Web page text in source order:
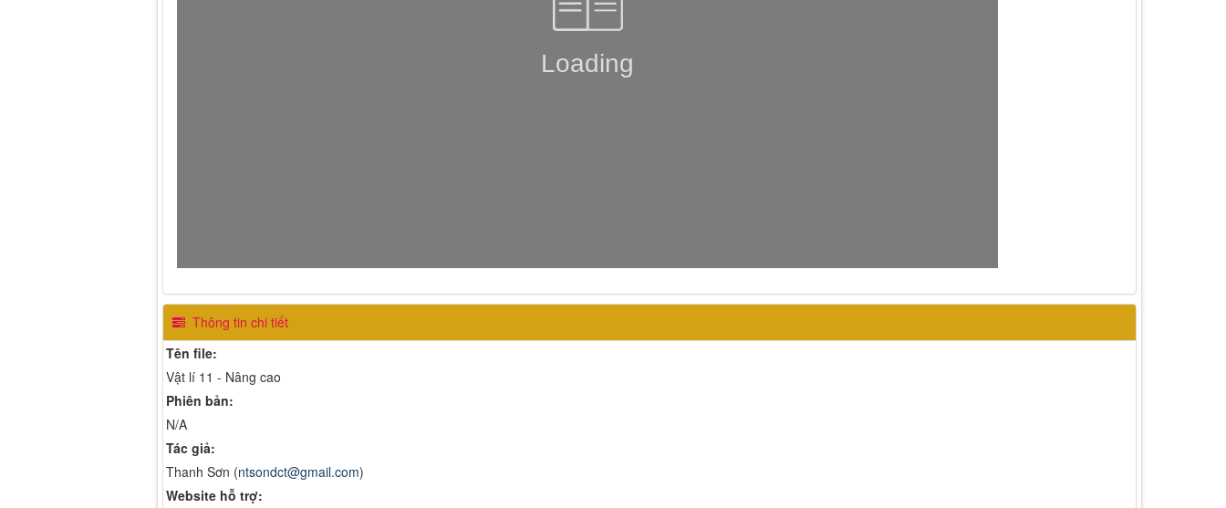
Thông tin chi tiết
Tên file:
Vật lí 11 - Nâng cao
Phiên bản:
N/A
Tác giả:
Thanh Sơn (ntsondct@gmail.com)
Website hỗ trợ: